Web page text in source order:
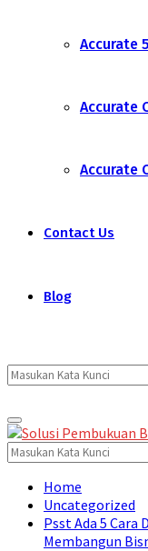
Accurate
Accurate
Accurate
Contact Us
Blog
Search
for:
Primary
Menu
Search
for:
Home
Uncategorized
Psst Ada 5 Cara
Membangun